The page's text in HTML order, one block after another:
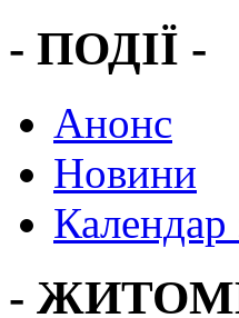
- ПОДІЇ -
Анонс
Новини
Календар
-